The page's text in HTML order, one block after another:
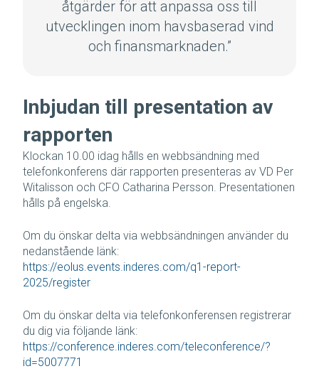
åtgärder för att anpassa oss till
utvecklingen inom havsbaserad vind
och finansmarknaden.”
Inbjudan till presentation av
rapporten
Klockan 10.00 idag hålls en webbsändning med
telefonkonferens där rapporten presenteras av VD Per
Witalisson och CFO Catharina Persson. Presentationen
hålls på engelska.
Om du önskar delta via webbsändningen använder du
nedanstående länk:
https://eolus.events.inderes.com/q1-report-
2025/register
Om du önskar delta via telefonkonferensen registrerar
du dig via följande länk:
https://conference.inderes.com/teleconference/?
id=5007771